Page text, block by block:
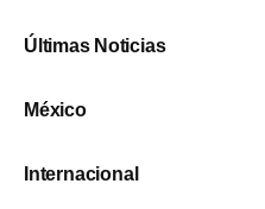
Últimas Noticias
México
Internacional